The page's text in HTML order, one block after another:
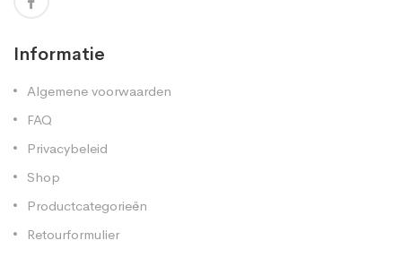
Informatie
Algemene voorwaarden
FAQ
Privacybeleid
Shop
Productcategorieën
Retourformulier